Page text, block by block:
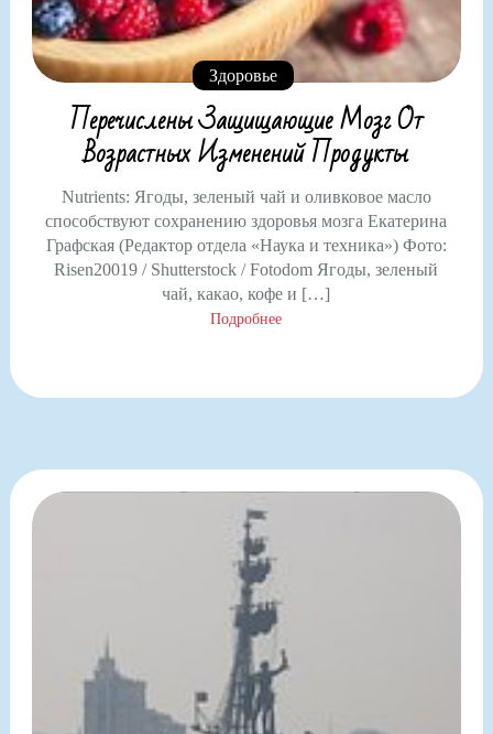
Здоровье
Перечислены Защищающие Мозг От
Возрастных Изменений Продукты
Nutrients: Ягоды, зеленый чай и оливковое масло
способствуют сохранению здоровья мозга Екатерина
Графская (Редактор отдела «Наука и техника») Фото:
Risen20019 / Shutterstock / Fotodom Ягоды, зеленый
чай, какао, кофе и […]
Подробнее